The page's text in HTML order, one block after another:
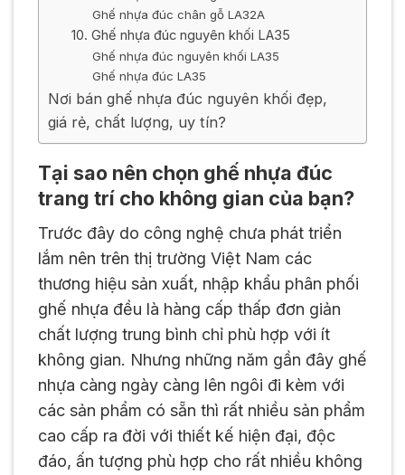
Ghế nhựa đúc chân gỗ LA32A
10. Ghế nhựa đúc nguyên khối LA35
Ghế nhựa đúc nguyên khối LA35
Ghế nhựa đúc LA35
Nơi bán ghế nhựa đúc nguyên khối đẹp,
giá rẻ, chất lượng, uy tín?
Tại sao nên chọn ghế nhựa đúc
trang trí cho không gian của bạn?
Trước đây do công nghệ chưa phát triển
lắm nên trên thị trường Việt Nam các
thương hiệu sản xuất, nhập khẩu phân phối
ghế nhựa đều là hàng cấp thấp đơn giản
chất lượng trung bình chỉ phù hợp với ít
không gian. Nhưng những năm gần đây ghế
nhựa càng ngày càng lên ngôi đi kèm với
các sản phẩm có sẵn thì rất nhiều sản phẩm
cao cấp ra đời với thiết kế hiện đại, độc
đáo, ấn tượng phù hợp cho rất nhiều không